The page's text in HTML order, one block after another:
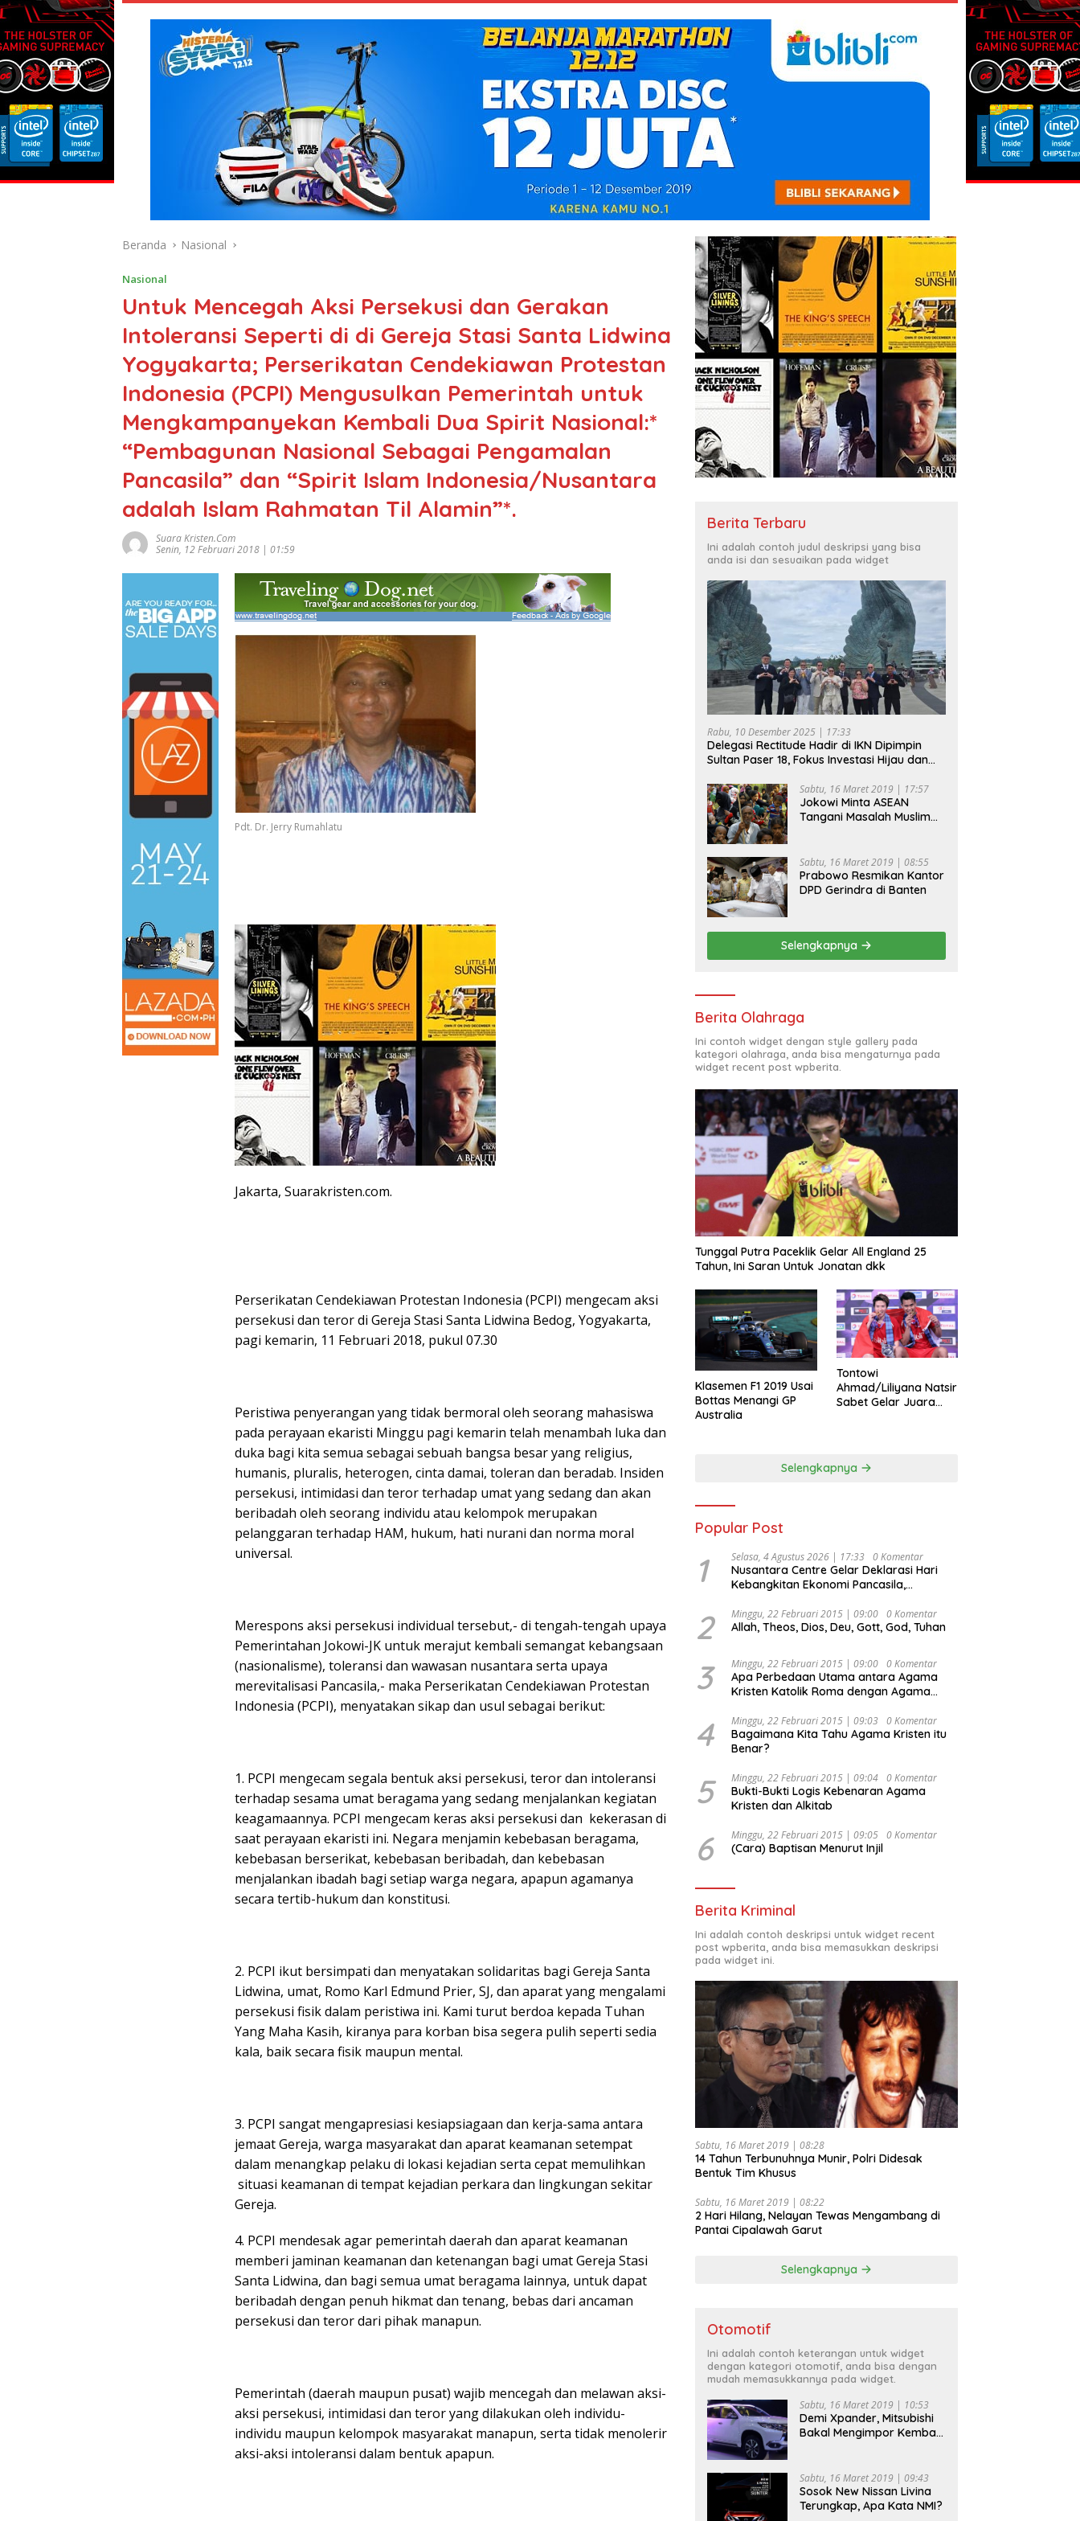
Beranda Nasional
Nasional
Untuk Mencegah Aksi Persekusi dan Gerakan
Intoleransi Seperti di di Gereja Stasi Santa Lidwina
Yogyakarta; Perserikatan Cendekiawan Protestan
Indonesia (PCPI) Mengusulkan Pemerintah untuk
Mengkampanyekan Kembali Dua Spirit Nasional:*
“Pembagunan Nasional Sebagai Pengamalan
Pancasila” dan “Spirit Islam Indonesia/Nusantara
adalah Islam Rahmatan Til Alamin”*.
Suara Kristen.com
Senin, 12 Februari 2018 | 01:59
Pdt. Dr. Jerry Rumahlatu
Jakarta, Suarakristen.com.
Perserikatan Cendekiawan Protestan Indonesia (PCPI) mengecam aksi
persekusi dan teror di Gereja Stasi Santa Lidwina Bedog, Yogyakarta,
pagi kemarin, 11 Februari 2018, pukul 07.30
Peristiwa penyerangan yang tidak bermoral oleh seorang mahasiswa
pada perayaan ekaristi Minggu pagi kemarin telah menambah luka dan
duka bagi kita semua sebagai sebuah bangsa besar yang religius,
humanis, pluralis, heterogen, cinta damai, toleran dan beradab. Insiden
persekusi, intimidasi dan teror terhadap umat yang sedang dan akan
beribadah oleh seorang individu atau kelompok merupakan
pelanggaran terhadap HAM, hukum, hati nurani dan norma moral
universal.
Merespons aksi persekusi individual tersebut,- di tengah-tengah upaya
Pemerintahan Jokowi-JK untuk merajut kembali semangat kebangsaan
(nasionalisme), toleransi dan wawasan nusantara serta upaya
merevitalisasi Pancasila,- maka Perserikatan Cendekiawan Protestan
Indonesia (PCPI), menyatakan sikap dan usul sebagai berikut:
1. PCPI mengecam segala bentuk aksi persekusi, teror dan intoleransi
terhadap sesama umat beragama yang sedang menjalankan kegiatan
keagamaannya. PCPI mengecam keras aksi persekusi dan kekerasan di
saat perayaan ekaristi ini. Negara menjamin kebebasan beragama,
kebebasan berserikat, kebebasan beribadah, dan kebebasan
menjalankan ibadah bagi setiap warga negara, apapun agamanya
secara tertib-hukum dan konstitusi.
2. PCPI ikut bersimpati dan menyatakan solidaritas bagi Gereja Santa
Lidwina, umat, Romo Karl Edmund Prier, SJ, dan aparat yang mengalami
persekusi fisik dalam peristiwa ini. Kami turut berdoa kepada Tuhan
Yang Maha Kasih, kiranya para korban bisa segera pulih seperti sedia
kala, baik secara fisik maupun mental.
3. PCPI sangat mengapresiasi kesiapsiagaan dan kerja-sama antara
jemaat Gereja, warga masyarakat dan aparat keamanan setempat
dalam menangkap pelaku di lokasi kejadian serta cepat memulihkan
situasi keamanan di tempat kejadian perkara dan lingkungan sekitar
Gereja.
4. PCPI mendesak agar pemerintah daerah dan aparat keamanan
memberi jaminan keamanan dan ketenangan bagi umat Gereja Stasi
Santa Lidwina, dan bagi semua umat beragama lainnya, untuk dapat
beribadah dengan penuh hikmat dan tenang, bebas dari ancaman
persekusi dan teror dari pihak manapun.
Pemerintah (daerah maupun pusat) wajib mencegah dan melawan aksi-
aksi persekusi, intimidasi dan teror yang dilakukan oleh individu-
individu maupun kelompok masyarakat manapun, serta tidak menolerir
aksi-aksi intoleransi dalam bentuk apapun.
Berita Terbaru
Ini adalah contoh judul deskripsi yang bisa
anda isi dan sesuaikan pada widget
Rabu, 10 Desember 2025 | 17:33
Delegasi Rectitude Hadir di IKN Dipimpin
Sultan Paser 18, Fokus Investasi Hijau dan
Sabtu, 16 Maret 2019 | 17:57
Jokowi Minta ASEAN
Tangani Masalah Muslim
Sabtu, 16 Maret 2019 | 08:55
Prabowo Resmikan Kantor
DPD Gerindra di Banten
Selengkapnya
Berita Olahraga
Ini contoh widget dengan style gallery pada
kategori olahraga, anda bisa mengaturnya pada
widget recent post wpberita.
Tunggal Putra Paceklik Gelar All England 25
Tahun, Ini Saran Untuk Jonatan dkk
Klasemen F1 2019 Usai
Bottas Menangi GP
Australia
Tontowi
Ahmad/Liliyana Natsir
Sabet Gelar Juara
Selengkapnya
Popular Post
1 Selasa, 4 Agustus 2026 | 17:33 0 Komentar
Nusantara Centre Gelar Deklarasi Hari
Kebangkitan Ekonomi Pancasila,
Djojohadikusumo Anti Penjajahan
(Pergolakan Ekonomi Politik Indonesia) &
Undang Perekonomian Nasional dan
Kesejahteraan Sosial dalam Menata
Bangsa Menuju Indonesia Emas 2045”,
2 Minggu, 22 Februari 2015 | 09:00 0 Komentar
Allah, Theos, Dios, Deu, Gott, God, Tuhan
3 Minggu, 22 Februari 2015 | 09:00 0 Komentar
Apa Perbedaan Utama antara Agama
Kristen Katolik Roma dengan Agama
4 Minggu, 22 Februari 2015 | 09:03 0 Komentar
Bagaimana Kita Tahu Agama Kristen itu
Benar?
5 Minggu, 22 Februari 2015 | 09:04 0 Komentar
Bukti-Bukti Logis Kebenaran Agama
Kristen dan Alkitab
6 Minggu, 22 Februari 2015 | 09:05 0 Komentar
(Cara) Baptisan Menurut Injil
Berita Kriminal
Ini adalah contoh deskripsi untuk widget recent
post wpberita, anda bisa memasukkan deskripsi
pada widget ini.
Sabtu, 16 Maret 2019 | 08:28
14 Tahun Terbunuhnya Munir, Polri Didesak
Bentuk Tim Khusus
Sabtu, 16 Maret 2019 | 08:22
2 Hari Hilang, Nelayan Tewas Mengambang di
Pantai Cipalawah Garut
Selengkapnya
Otomotif
Ini adalah contoh keterangan untuk widget
dengan kategori otomotif, anda bisa dengan
mudah memasukkannya pada widget.
Sabtu, 16 Maret 2019 | 10:53
Demi Xpander, Mitsubishi
Bakal Mengimpor Kembali
Sabtu, 16 Maret 2019 | 09:43
Sosok New Nissan Livina
Terungkap, Apa Kata NMI?